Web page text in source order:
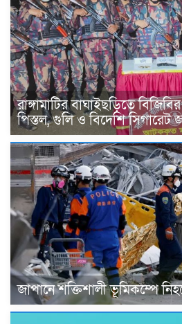
রাঙ্গামাটির বাঘাইছড়িতে
পিস্তল, গুলি ও বিদেশি সিগারেট
জাপানে শক্তিশালী ভূমিকম্পে